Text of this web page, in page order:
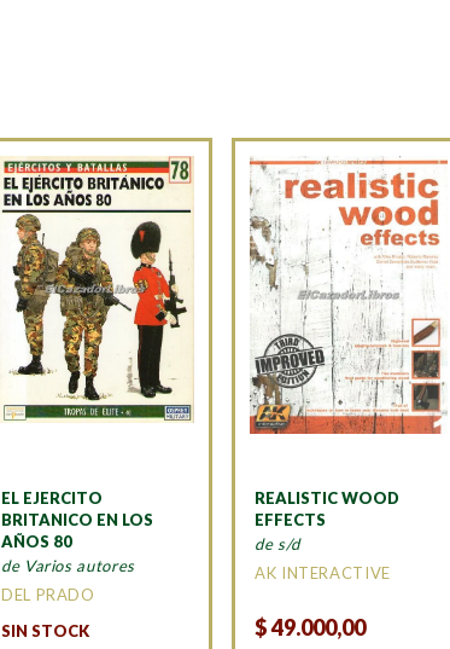
EL EJERCITO
BRITANICO EN LOS
AÑOS 80
de Varios autores
DEL PRADO
SIN STOCK
REALISTIC WOOD
EFFECTS
de s/d
AK INTERACTIVE
$49.000,00